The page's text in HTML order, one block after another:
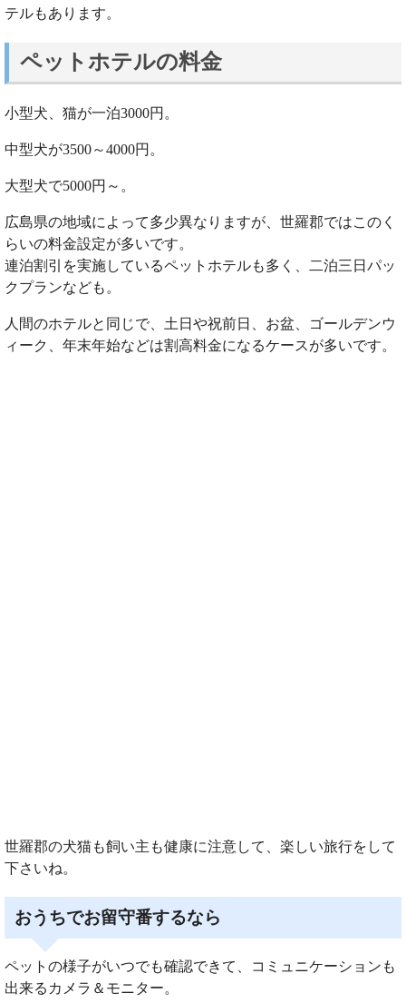
テルもあります。
ペットホテルの料金
小型犬、猫が一泊3000円。
中型犬が3500～4000円。
大型犬で5000円～。
広島県の地域によって多少異なりますが、世羅郡ではこのく
らいの料金設定が多いです。
連泊割引を実施しているペットホテルも多く、二泊三日パッ
クプランなども。
人間のホテルと同じで、土日や祝前日、お盆、ゴールデンウ
ィーク、年末年始などは割高料金になるケースが多いです。
世羅郡の犬猫も飼い主も健康に注意して、楽しい旅行をして
下さいね。
おうちでお留守番するなら
ペットの様子がいつでも確認できて、コミュニケーションも
出来るカメラ＆モニター。